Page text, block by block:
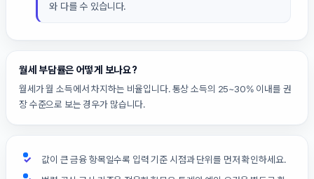
와 다를 수 있습니다.
월세 부담률은 어떻게 보나요?
월세가 월 소득에서 차지하는 비율입니다. 통상 소득의 25~30% 이내를 권
장 수준으로 보는 경우가 많습니다.
값이 큰 금융 항목일수록 입력 기준 시점과 단위를 먼저 확인하세요.